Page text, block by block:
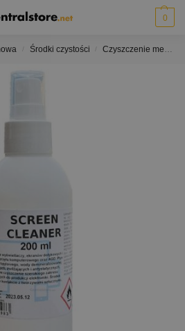
0
Środki czystości Czyszczenie mebli